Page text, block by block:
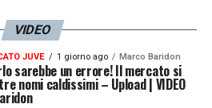
VIDEO
JUVE 1 giorno ago Marco Baridon
sarebbe un errore! Il mercato si
nomi caldissimi – Upload | VIDEO